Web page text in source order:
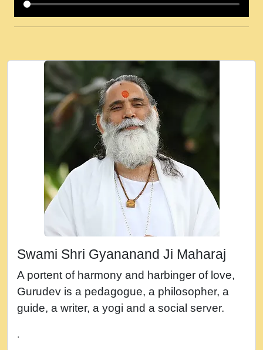
कई पकड क मर हथ र मह वदवन पहच दय! मह जन
Ki - Krishna Bhajan - New Bhajan 2020
#Ishwar Bhakti.mp3
जब से गीता ज्ञान पाया मैं बड़ी मस्ती में हूँ । 2018 -
Rishikesh - Ratan Ji Rasik.mp3
तन हल दल द सनव मड उतत सर रख क, नल रव त
गल लग जव त सर उतत हथ रख द!.mp3
तू कर प्रीतम से प्रीत, यूहीं दिन बीतते जाते हैं ।
2018 - Rishikesh - Swami Gyananand Ji
Maharaj.mp3
न म गवद गपल गद फर, पयर महन न रझद फर! shri
नह भरस रह लडडल... अपन खट करम क !!!! मह दद
सहर चरण क .....mp3
बगड नसब कसन सवर तर बगर Shri ravinandan
shastri ji maharaj.mp3
Swami Shri Gyananand Ji Maharaj
A portent of harmony and harbinger of love,
Gurudev is a pedagogue, a philosopher, a
guide, a writer, a yogi and a social server.
.